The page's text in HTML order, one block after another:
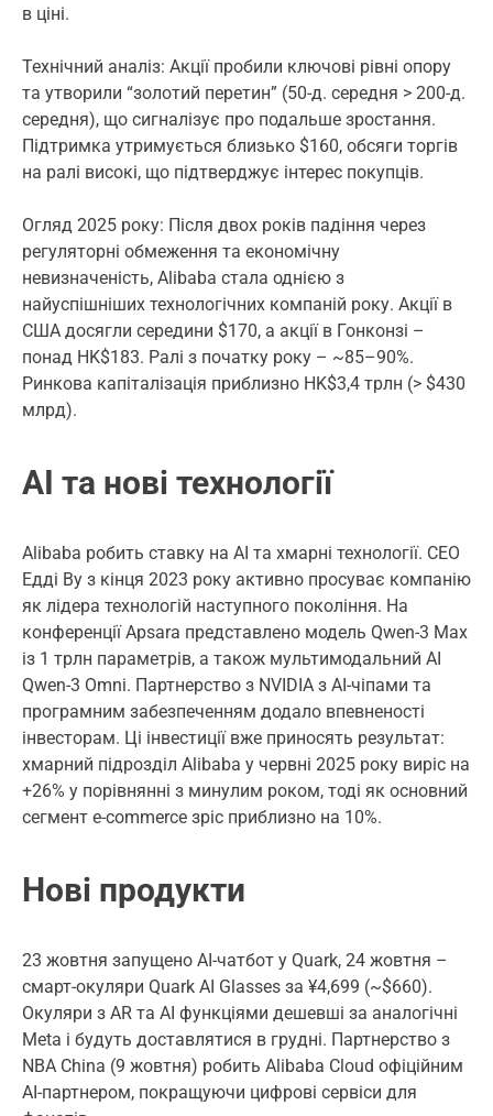
в ціні.
Технічний аналіз: Акції пробили ключові рівні опору
та утворили “золотий перетин” (50-д. середня > 200-д.
середня), що сигналізує про подальше зростання.
Підтримка утримується близько $160, обсяги торгів
на ралі високі, що підтверджує інтерес покупців.
Огляд 2025 року: Після двох років падіння через
регуляторні обмеження та економічну
невизначеність, Alibaba стала однією з
найуспішніших технологічних компаній року. Акції в
США досягли середини $170, а акції в Гонконзі –
понад HK$183. Ралі з початку року – ~85–90%.
Ринкова капіталізація приблизно HK$3,4 трлн (> $430
млрд).
AI та нові технології
Alibaba робить ставку на AI та хмарні технології. CEO
Едді Ву з кінця 2023 року активно просуває компанію
як лідера технологій наступного покоління. На
конференції Apsara представлено модель Qwen-3 Max
із 1 трлн параметрів, а також мультимодальний AI
Qwen-3 Omni. Партнерство з NVIDIA з AI-чіпами та
програмним забезпеченням додало впевненості
інвесторам. Ці інвестиції вже приносять результат:
хмарний підрозділ Alibaba у червні 2025 року виріс на
+26% у порівнянні з минулим роком, тоді як основний
сегмент e-commerce зріс приблизно на 10%.
Нові продукти
23 жовтня запущено AI-чатбот у Quark, 24 жовтня –
смарт-окуляри Quark AI Glasses за ¥4,699 (~$660).
Окуляри з AR та AI функціями дешевші за аналогічні
Meta і будуть доставлятися в грудні. Партнерство з
NBA China (9 жовтня) робить Alibaba Cloud офіційним
AI-партнером, покращуючи цифрові сервіси для